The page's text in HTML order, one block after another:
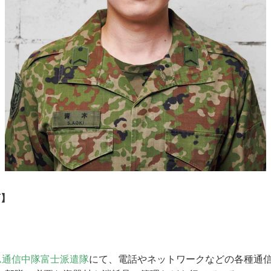
信中隊富士派遣隊にて、電話やネットワークなどの各種通